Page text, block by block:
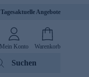
Tagesaktuelle Angebote
Mein Konto Warenkorb
Suchen